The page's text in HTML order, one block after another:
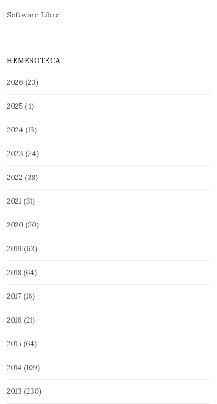
Software Libre
HEMEROTECA
2026 (23)
2025 (4)
2024 (13)
2023 (34)
2022 (38)
2021 (31)
2020 (30)
2019 (63)
2018 (64)
2017 (16)
2016 (21)
2015 (64)
2014 (109)
2013 (230)